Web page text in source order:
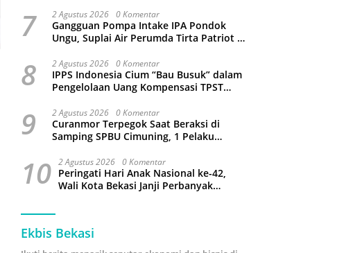
7 2 Agustus 2026 0 Komentar
Gangguan Pompa Intake IPA Pondok
Ungu, Suplai Air Perumda Tirta Patriot di
8 2 Agustus 2026 0 Komentar
IPPS Indonesia Cium “Bau Busuk” dalam
Pengelolaan Uang Kompensasi TPST
9 2 Agustus 2026 0 Komentar
Curanmor Terpegok Saat Beraksi di
Samping SPBU Cimuning, 1 Pelaku
10 2 Agustus 2026 0 Komentar
Peringati Hari Anak Nasional ke-42,
Wali Kota Bekasi Janji Perbanyak
Ekbis Bekasi